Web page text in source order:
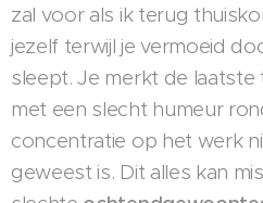
zal voor als ik terug
jezelf terwijl je vermoeid
sleept. Je merkt de laatste
met een slecht humeur
concentratie op het werk
geweest is. Dit alles kan